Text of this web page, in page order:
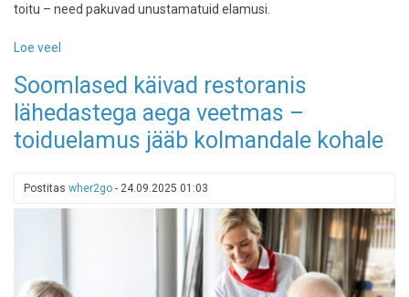
toitu – need pakuvad unustamatuid elamusi.
Loe veel
kuulutas
välja
2025.
aasta
restoranid:
Euroopa
üllatavad
Soomlased käivad restoranis
lähedastega aega veetmas –
toiduelamus jääb kolmandale kohale
Postitas wher2go - 24.09.2025 01:03